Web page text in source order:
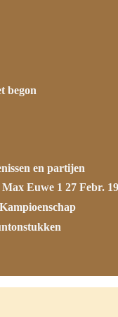
begon
en partijen
Euwe 1 27 Febr.